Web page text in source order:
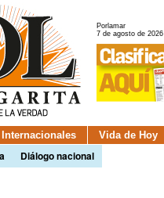
Porlamar
7 de agosto de 2026
Internacionales Vida de Hoy
Diálogo nacional